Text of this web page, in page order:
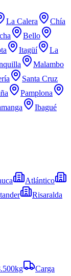
La Calera
Chía
Bello
Itagüí
La
Malambo
Santa Cruz
Pamplona
Ibagué
Atlántico
Risaralda
Carga